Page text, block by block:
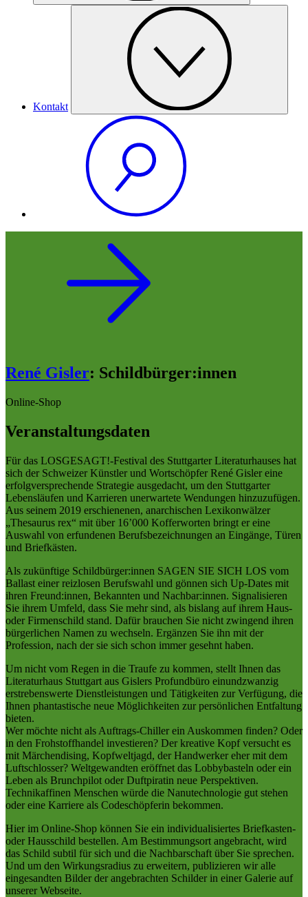
Kontakt
René Gisler: Schildbürger:innen
Online-Shop
Veranstaltungsdaten
Für das LOSGESAGT!-Festival des Stuttgarter Literaturhauses hat
sich der Schweizer Künstler und Wortschöpfer René Gisler eine
erfolgversprechende Strategie ausgedacht, um den Stuttgarter
Lebensläufen und Karrieren unerwartete Wendungen hinzuzufügen.
Aus seinem 2019 erschienenen, anarchischen Lexikonwälzer
„Thesaurus rex“ mit über 16’000 Kofferworten bringt er eine
Auswahl von erfundenen Berufsbezeichnungen an Eingänge, Türen
und Briefkästen.
Als zukünftige Schildbürger:innen SAGEN SIE SICH LOS vom
Ballast einer reizlosen Berufswahl und gönnen sich Up-Dates mit
ihren Freund:innen, Bekannten und Nachbar:innen. Signalisieren
Sie ihrem Umfeld, dass Sie mehr sind, als bislang auf ihrem Haus-
oder Firmenschild stand. Dafür brauchen Sie nicht zwingend ihren
bürgerlichen Namen zu wechseln. Ergänzen Sie ihn mit der
Profession, nach der sie sich schon immer gesehnt haben.
Um nicht vom Regen in die Traufe zu kommen, stellt Ihnen das
Literaturhaus Stuttgart aus Gislers Profundbüro einundzwanzig
erstrebenswerte Dienstleistungen und Tätigkeiten zur Verfügung, die
Ihnen phantastische neue Möglichkeiten zur persönlichen Entfaltung
bieten.
Wer möchte nicht als Auftrags-Chiller ein Auskommen finden? Oder
in den Frohstoffhandel investieren? Der kreative Kopf versucht es
mit Märchendising, Kopfweltjagd, der Handwerker eher mit dem
Luftschlosser? Weltgewandten eröffnet das Lobbybasteln oder ein
Leben als Brunchpilot oder Duftpiratin neue Perspektiven.
Technikaffinen Menschen würde die Nanutechnologie gut stehen
oder eine Karriere als Codeschöpferin bekommen.
Hier im Online-Shop können Sie ein individualisiertes Briefkasten-
oder Hausschild bestellen. Am Bestimmungsort angebracht, wird
das Schild subtil für sich und die Nachbarschaft über Sie sprechen.
Und um den Wirkungsradius zu erweitern, publizieren wir alle
eingesandten Bilder der angebrachten Schilder in einer Galerie auf
unserer Webseite.